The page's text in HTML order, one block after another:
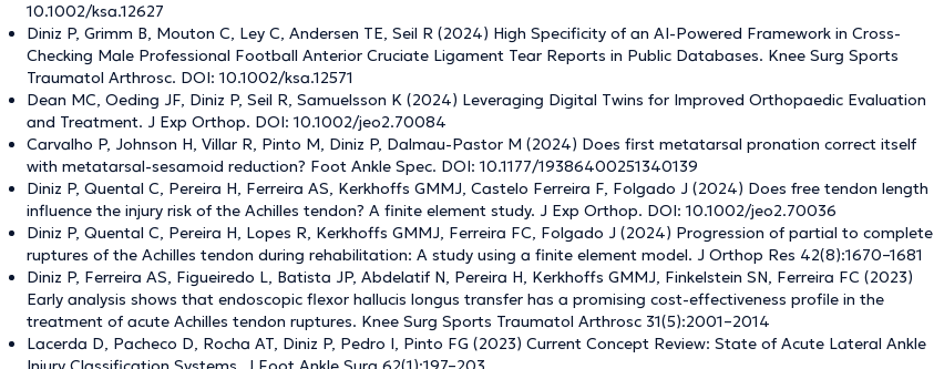
10.1002/ksa.12627
Diniz P, Grimm B, Mouton C, Ley C, Andersen TE, Seil R (2024) High Specificity of an AI-Powered Framework in Cross-
Checking Male Professional Football Anterior Cruciate Ligament Tear Reports in Public Databases. Knee Surg Sports
Traumatol Arthrosc. DOI: 10.1002/ksa.12571
Dean MC, Oeding JF, Diniz P, Seil R, Samuelsson K (2024) Leveraging Digital Twins for Improved Orthopaedic Evaluation
and Treatment. J Exp Orthop. DOI: 10.1002/jeo2.70084
Carvalho P, Johnson H, Villar R, Pinto M, Diniz P, Dalmau-Pastor M (2024) Does first metatarsal pronation correct itself
with metatarsal-sesamoid reduction? Foot Ankle Spec. DOI: 10.1177/19386400251340139
Diniz P, Quental C, Pereira H, Ferreira AS, Kerkhoffs GMMJ, Castelo Ferreira F, Folgado J (2024) Does free tendon length
influence the injury risk of the Achilles tendon? A finite element study. J Exp Orthop. DOI: 10.1002/jeo2.70036
Diniz P, Quental C, Pereira H, Lopes R, Kerkhoffs GMMJ, Ferreira FC, Folgado J (2024) Progression of partial to complete
ruptures of the Achilles tendon during rehabilitation: A study using a finite element model. J Orthop Res 42(8):1670–1681
Diniz P, Ferreira AS, Figueiredo L, Batista JP, Abdelatif N, Pereira H, Kerkhoffs GMMJ, Finkelstein SN, Ferreira FC (2023)
Early analysis shows that endoscopic flexor hallucis longus transfer has a promising cost-effectiveness profile in the
treatment of acute Achilles tendon ruptures. Knee Surg Sports Traumatol Arthrosc 31(5):2001–2014
Lacerda D, Pacheco D, Rocha AT, Diniz P, Pedro I, Pinto FG (2023) Current Concept Review: State of Acute Lateral Ankle